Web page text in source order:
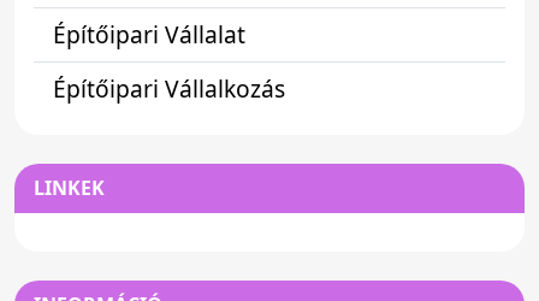
Építőipari Vállalat
Építőipari Vállalkozás
LINKEK